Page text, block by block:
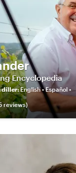
Encyclopedia
diller:English • Español •
reviews)